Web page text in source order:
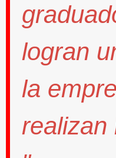
logran
la
realizan